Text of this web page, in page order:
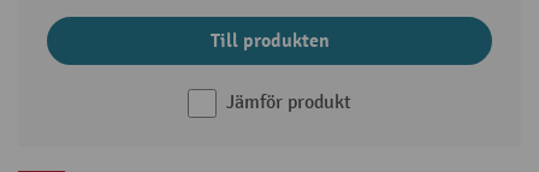
Till produkten
Jämför produkt